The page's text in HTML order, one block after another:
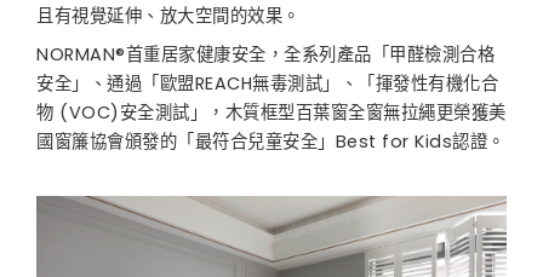
且有視覺延伸、放大空間的效果。
NORMAN®首重居家健康安全，全系列產品「甲醛檢測合格
安全」、通過「歐盟REACH無毒測試」、「揮發性有機化合
物 (VOC)安全測試」，木質框型百葉窗全窗無拉繩更榮獲美
國窗簾協會頒發的「最符合兒童安全」Best for Kids認證。